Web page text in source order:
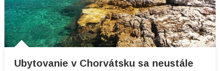
Ubytovanie v Chorvátsku sa neustále